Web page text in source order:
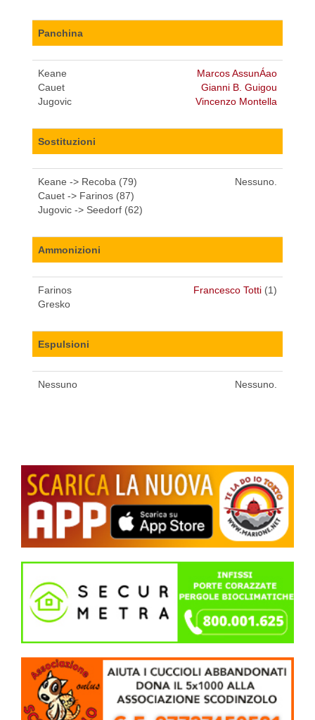
Panchina
Keane
Cauet
Jugovic
Marcos AssunÁao
Gianni B. Guigou
Vincenzo Montella
Sostituzioni
Keane -> Recoba (79)
Cauet -> Farinos (87)
Jugovic -> Seedorf (62)
Nessuno.
Ammonizioni
Farinos
Gresko
Francesco Totti (1)
Espulsioni
Nessuno Nessuno.